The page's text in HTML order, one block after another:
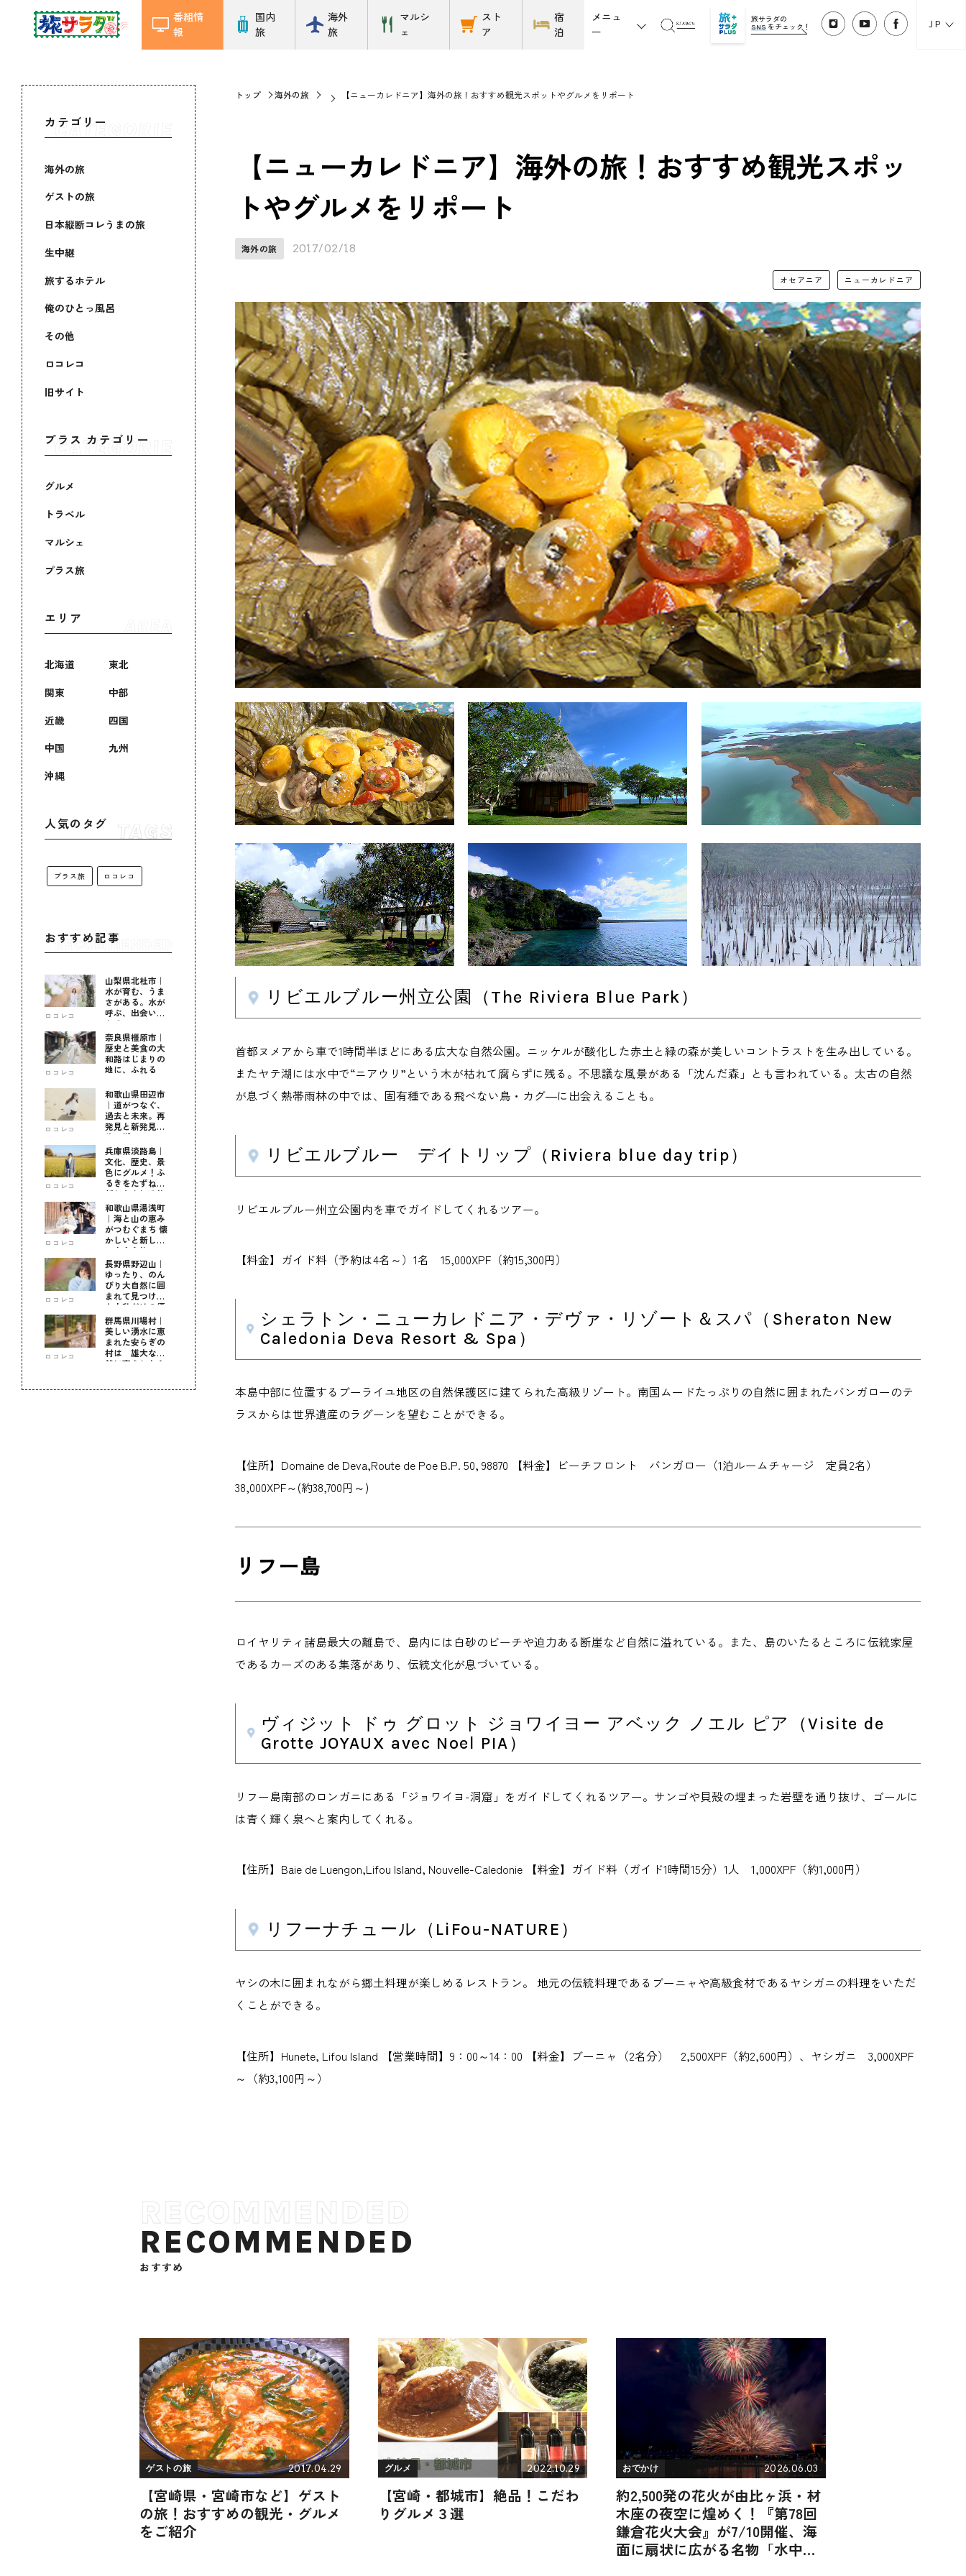
番組情
報
国内
旅
海外
旅
マルシ
ェ
スト
ア
宿
泊
メニュ
ー
旅サラダの
SNS をチェック！ JP
カテゴリー
海外の旅
ゲストの旅
日本縦断コレうまの旅
生中継
旅するホテル
俺のひとっ風呂
その他
ロコレコ
旧サイト
プラス カテゴリー
グルメ
トラベル
マルシェ
プラス旅
エリア
北海道
東北
関東
中部
近畿
四国
中国
九州
沖縄
人気のタグ
プラス旅 ロコレコ
おすすめ記事
ロコレコ
山梨県北杜市｜
水が育む、うま
さがある。水が
呼ぶ、出会いが
ある。
ロコレコ
奈良県橿原市｜
歴史と美食の大
和路はじまりの
地に、ふれる
ロコレコ
和歌山県田辺市
｜道がつなぐ、
過去と未来。再
発見と新発見の
待つ街へ
ロコレコ
兵庫県淡路島｜
文化、歴史、景
色にグルメ！ふ
るきをたずねて
新しきを知る旅
ロコレコ
和歌山県湯浅町
｜海と山の恵み
がつむぐまち 懐
かしいと新しい
に出会う旅
ロコレコ
長野県野辺山｜
ゆったり、のん
びり大自然に囲
まれて見つけ
た！私だけの優
しい自分時間
ロコレコ
群馬県川場村｜
美しい湧水に恵
まれた安らぎの
村は 雄大な自
然に育まれた心
トップ 海外の旅 【ニューカレドニア】海外の旅！おすすめ観光スポットやグルメをリポート
【ニューカレドニア】海外の旅！おすすめ観光スポッ
トやグルメをリポート
海外の旅 2017/02/18
オセアニア ニューカレドニア
リビエルブルー州立公園（The Riviera Blue Park）
首都ヌメアから車で1時間半ほどにある広大な自然公園。ニッケルが酸化した赤土と緑の森が美しいコントラストを生み出している。
またヤテ湖には水中で“ニアウリ”という木が枯れて腐らずに残る。不思議な風景がある「沈んだ森」とも言われている。太古の自然
が息づく熱帯雨林の中では、固有種である飛べない鳥・カグ―に出会えることも。
リビエルブルー デイトリップ（Riviera blue day trip）
リビエルブルー州立公園内を車でガイドしてくれるツアー。
【料金】ガイド料（予約は4名～）1名 15,000XPF（約15,300円）
シェラトン・ニューカレドニア・デヴァ・リゾート＆スパ（Sheraton New
Caledonia Deva Resort & Spa）
本島中部に位置するブーライユ地区の自然保護区に建てられた高級リゾート。南国ムードたっぷりの自然に囲まれたバンガローのテ
ラスからは世界遺産のラグーンを望むことができる。
【住所】Domaine de Deva,Route de Poe B.P. 50, 98870 【料金】ビーチフロント バンガロー（1泊ルームチャージ 定員2名）
38,000XPF～(約38,700円～)
リフー島
ロイヤリティ諸島最大の離島で、島内には白砂のビーチや迫力ある断崖など自然に溢れている。また、島のいたるところに伝統家屋
であるカーズのある集落があり、伝統文化が息づいている。
ヴィジット ドゥ グロット ジョワイヨー アベック ノエル ピア（Visite de
Grotte JOYAUX avec Noel PIA）
リフー島南部のロンガニにある「ジョワイヨ-洞窟」をガイドしてくれるツアー。サンゴや貝殻の埋まった岩壁を通り抜け、ゴールに
は青く輝く泉へと案内してくれる。
【住所】Baie de Luengon,Lifou Island, Nouvelle-Caledonie 【料金】ガイド料（ガイド1時間15分）1人 1,000XPF（約1,000円）
リフーナチュール（LiFou-NATURE）
ヤシの木に囲まれながら郷土料理が楽しめるレストラン。 地元の伝統料理であるブーニャや高級食材であるヤシガニの料理をいただ
くことができる。
【住所】Hunete, Lifou Island 【営業時間】9：00～14：00 【料金】ブーニャ（2名分） 2,500XPF（約2,600円）、ヤシガニ 3,000XPF
～（約3,100円～）
RECOMMENDED
おすすめ
ゲストの旅 2017.04.29
【宮崎県・宮崎市など】ゲスト
の旅！おすすめの観光・グルメ
をご紹介
グルメ 2022.10.29
【宮崎・都城市】絶品！こだわ
りグルメ３選
おでかけ 2026.06.03
約2,500発の花火が由比ヶ浜・材
木座の夜空に煌めく！『第78回
鎌倉花火大会』が7/10開催、海
面に扇状に広がる名物「水中花